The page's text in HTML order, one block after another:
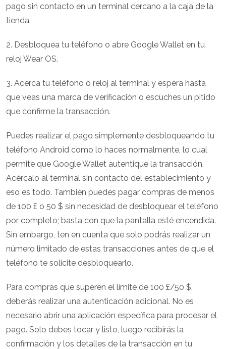
pago sin contacto en un terminal cercano a la caja de la
tienda.
2. Desbloquea tu teléfono o abre Google Wallet en tu
reloj Wear OS.
3. Acerca tu teléfono o reloj al terminal y espera hasta
que veas una marca de verificación o escuches un pitido
que confirme la transacción.
Puedes realizar el pago simplemente desbloqueando tu
teléfono Android como lo haces normalmente, lo cual
permite que Google Wallet autentique la transacción.
Acércalo al terminal sin contacto del establecimiento y
eso es todo. También puedes pagar compras de menos
de 100 £ o 50 $ sin necesidad de desbloquear el teléfono
por completo; basta con que la pantalla esté encendida.
Sin embargo, ten en cuenta que solo podrás realizar un
número limitado de estas transacciones antes de que el
teléfono te solicite desbloquearlo.
Para compras que superen el límite de 100 £/50 $,
deberás realizar una autenticación adicional. No es
necesario abrir una aplicación específica para procesar el
pago. Solo debes tocar y listo, luego recibirás la
confirmación y los detalles de la transacción en tu